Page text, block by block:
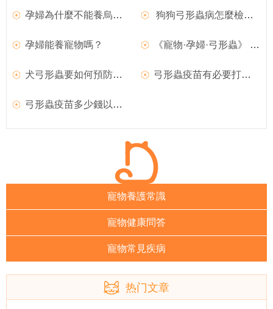
孕婦為什麼不能養烏龜 烏龜其實是可以飼養的 狗狗弓形蟲病怎麼檢查及弓形蟲病的預防方法
孕婦能養寵物嗎？ 《寵物·孕婦·弓形蟲》 希望大家以後正確認識弓形蟲
犬弓形蟲要如何預防及病因 弓形蟲疫苗有必要打嗎以及如何預防
弓形蟲疫苗多少錢以及需不需要注射
寵物養護常識
寵物健康問答
寵物常見疾病
热门文章